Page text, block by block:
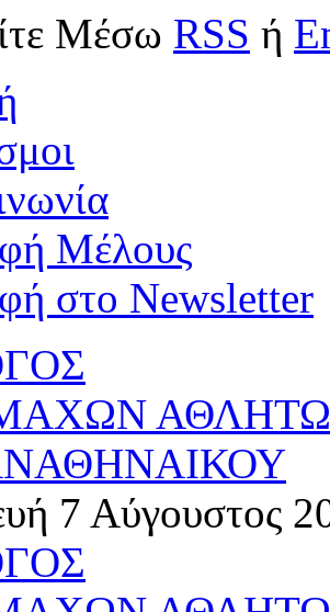
Μέσω RSS ή
Μέλους
στο Newsletter
7 Αύγουστος